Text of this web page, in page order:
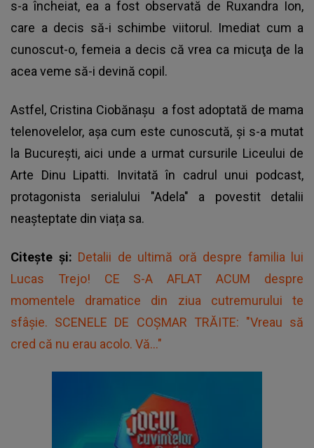
s-a încheiat, ea a fost observată de Ruxandra Ion,
care a decis să-i schimbe viitorul. Imediat cum a
cunoscut-o, femeia a decis că vrea ca micuţa de la
acea veme să-i devină copil.
Astfel, Cristina Ciobănaşu a fost adoptată de mama
telenovelelor, aşa cum este cunoscută, şi s-a mutat
la Bucureşti, aici unde a urmat cursurile Liceului de
Arte Dinu Lipatti. Invitată în cadrul unui podcast,
protagonista serialului "Adela" a povestit detalii
neașteptate din viața sa.
Citește și: Detalii de ultimă oră despre familia lui
Lucas Trejo! CE S-A AFLAT ACUM despre
momentele dramatice din ziua cutremurului te
sfâșie. SCENELE DE COȘMAR TRĂITE: "Vreau să
cred că nu erau acolo. Vă..."